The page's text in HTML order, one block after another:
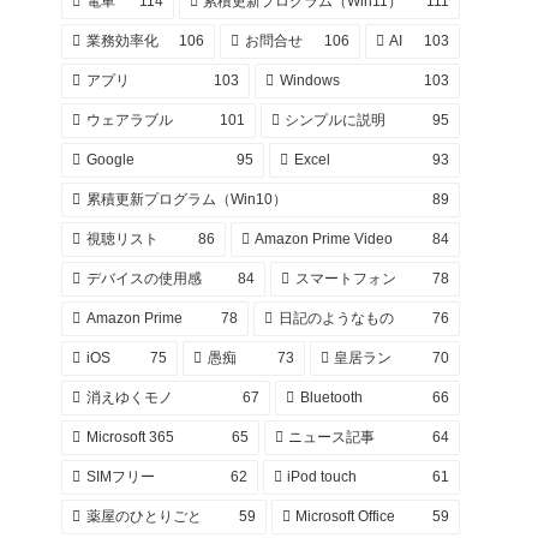
業務効率化 106 お問合せ 106 AI 103
アプリ 103 Windows 103
ウェアラブル 101 シンプルに説明 95
Google 95 Excel 93
累積更新プログラム（Win10） 89
視聴リスト 86 Amazon Prime Video 84
デバイスの使用感 84 スマートフォン 78
Amazon Prime 78 日記のようなもの 76
iOS 75 愚痴 73 皇居ラン 70
消えゆくモノ 67 Bluetooth 66
Microsoft 365 65 ニュース記事 64
SIMフリー 62 iPod touch 61
薬屋のひとりごと 59 Microsoft Office 59